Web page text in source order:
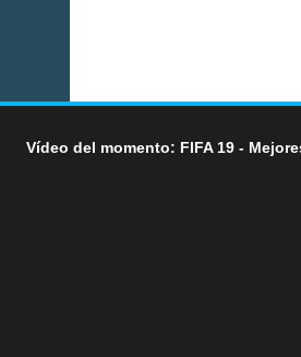
Vídeo del momento: FIFA 19 -